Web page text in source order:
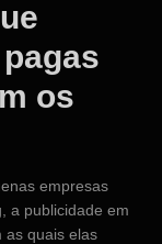
os
empresas
a publicidade em
as quais elas